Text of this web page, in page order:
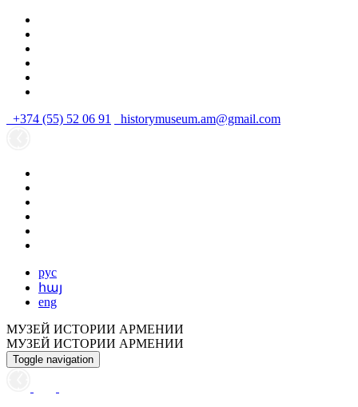
+374 (55) 52 06 91 historymuseum.am@gmail.com
рус
հայ
eng
МУЗЕЙ ИСТОРИИ АРМЕНИИ
МУЗЕЙ ИСТОРИИ АРМЕНИИ
Toggle navigation